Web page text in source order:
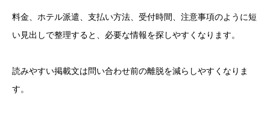
料金、ホテル派遣、支払い方法、受付時間、注意事項のように短
い見出しで整理すると、必要な情報を探しやすくなります。
読みやすい掲載文は問い合わせ前の離脱を減らしやすくなりま
す。